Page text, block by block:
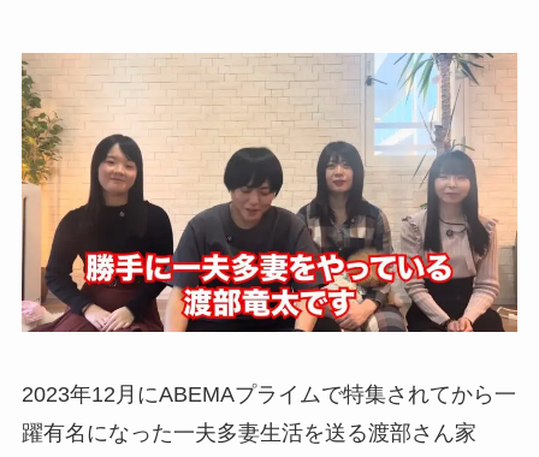
2023年12月にABEMAプライムで特集されてから一
躍有名になった一夫多妻生活を送る渡部さん家